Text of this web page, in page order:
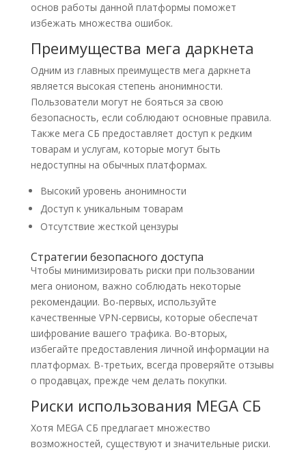
основ работы данной платформы поможет
избежать множества ошибок.
Преимущества мега даркнета
Одним из главных преимуществ мега даркнета
является высокая степень анонимности.
Пользователи могут не бояться за свою
безопасность, если соблюдают основные правила.
Также мега СБ предоставляет доступ к редким
товарам и услугам, которые могут быть
недоступны на обычных платформах.
Высокий уровень анонимности
Доступ к уникальным товарам
Отсутствие жесткой цензуры
Стратегии безопасного доступа
Чтобы минимизировать риски при пользовании
мега онионом, важно соблюдать некоторые
рекомендации. Во-первых, используйте
качественные VPN-сервисы, которые обеспечат
шифрование вашего трафика. Во-вторых,
избегайте предоставления личной информации на
платформах. В-третьих, всегда проверяйте отзывы
о продавцах, прежде чем делать покупки.
Риски использования MEGA СБ
Хотя MEGA СБ предлагает множество
возможностей, существуют и значительные риски.